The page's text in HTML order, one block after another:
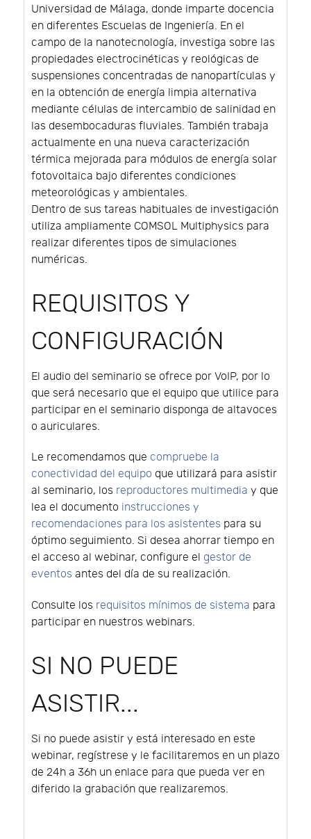
Universidad de Málaga, donde imparte docencia
en diferentes Escuelas de Ingeniería. En el
campo de la nanotecnología, investiga sobre las
propiedades electrocinéticas y reológicas de
suspensiones concentradas de nanopartículas y
en la obtención de energía limpia alternativa
mediante células de intercambio de salinidad en
las desembocaduras fluviales. También trabaja
actualmente en una nueva caracterización
térmica mejorada para módulos de energía solar
fotovoltaica bajo diferentes condiciones
meteorológicas y ambientales.
Dentro de sus tareas habituales de investigación
utiliza ampliamente COMSOL Multiphysics para
realizar diferentes tipos de simulaciones
numéricas.
REQUISITOS Y
CONFIGURACIÓN
El audio del seminario se ofrece por VoIP, por lo
que será necesario que el equipo que utilice para
participar en el seminario disponga de altavoces
o auriculares.
Le recomendamos que compruebe la
conectividad del equipo que utilizará para asistir
al seminario, los reproductores multimedia y que
lea el documento instrucciones y
recomendaciones para los asistentes para su
óptimo seguimiento. Si desea ahorrar tiempo en
el acceso al webinar, configure el gestor de
eventos antes del día de su realización.
Consulte los requisitos mínimos de sistema para
participar en nuestros webinars.
SI NO PUEDE
ASISTIR...
Si no puede asistir y está interesado en este
webinar, regístrese y le facilitaremos en un plazo
de 24h a 36h un enlace para que pueda ver en
diferido la grabación que realizaremos.